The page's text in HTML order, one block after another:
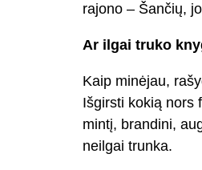
rajono – Šančių,
Ar ilgai truko
Kaip minėjau,
Išgirsti kokią nors
mintį, brandini,
neilgai trunka.